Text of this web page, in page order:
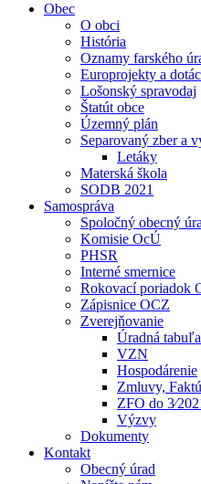
Obec
O obci
História
Oznamy farského
Europrojekty a
Lošonský spravodaj
Štatút obce
Územný plán
Separovaný zber a
Letáky
Materská škola
SODB 2021
Samospráva
Spoločný obecný
Komisie OcÚ
PHSR
Interné smernice
Rokovací poriadok
Zápisnice OCZ
Zverejňovanie
Úradná tabuľa
VZN
Hospodárenie
Zmluvy,
ZFO do
Výzvy
Dokumenty
Kontakt
Obecný úrad